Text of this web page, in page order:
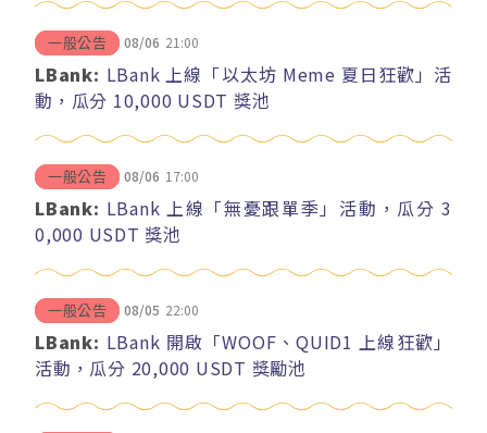
一般公告 08/06 21:00
LBank: LBank 上線「以太坊 Meme 夏日狂歡」活
動，瓜分 10,000 USDT 獎池
一般公告 08/06 17:00
LBank: LBank 上線「無憂跟單季」活動，瓜分 3
0,000 USDT 獎池
一般公告 08/05 22:00
LBank: LBank 開啟「WOOF、QUID1 上線狂歡」
活動，瓜分 20,000 USDT 獎勵池